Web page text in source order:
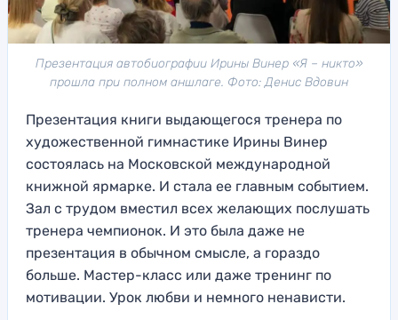
Презентация автобиографии Ирины Винер «Я – никто»
прошла при полном аншлаге. Фото: Денис Вдовин
Презентация книги выдающегося тренера по
художественной гимнастике Ирины Винер
состоялась на Московской международной
книжной ярмарке. И стала ее главным событием.
Зал с трудом вместил всех желающих послушать
тренера чемпионок. И это была даже не
презентация в обычном смысле, а гораздо
больше. Мастер-класс или даже тренинг по
мотивации. Урок любви и немного ненависти.